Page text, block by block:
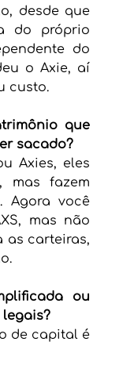
desde que
do próprio
do
o Axie, aí
custo.
que
sacado?
Axies, eles
mas fazem
Agora você
mas não
as carteiras,
ou
de capital é